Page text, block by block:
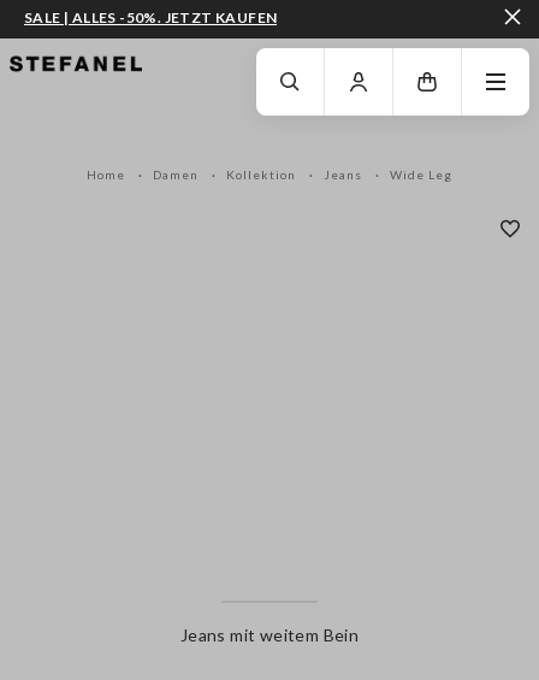
ZUM HAUPTINHALT SPRINGEN GEHEN SIE ZUM ENDE DER SEITE
SALE | ALLES -50%. JETZT KAUFEN
Home Damen Kollektion Jeans Wide Leg
Jeans mit weitem Bein